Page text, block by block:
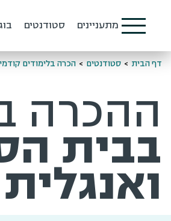
מתעניינים סטודנטים
דף הבית > סטודנטים > הכרה בלימודים
ההכרה
בבית
ואנגלית